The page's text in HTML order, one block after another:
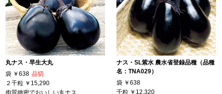
丸ナス・早生大丸
袋 ￥638 品切
２千粒 ￥15,290
肉質緻密でおいしい丸ナス
ナス・SL紫水 農水省登録品種（品種
名：TNA029）
袋 ￥638
千粒 ￥12,320